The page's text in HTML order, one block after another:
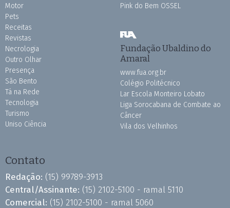
Motor
Pets
Receitas
Revistas
Necrologia
Outro Olhar
Presença
São Bento
Tá na Rede
Tecnologia
Turismo
Uniso Ciência
Pink do Bem OSSEL
Fundação Ubaldino do
Amaral
www.fua.org.br
Colégio Politécnico
Lar Escola Monteiro Lobato
Liga Sorocabana de Combate ao
Câncer
Vila dos Velhinhos
Contato
Redação: (15) 99789-3913
Central/Assinante: (15) 2102-5100 - ramal 5110
Comercial: (15) 2102-5100 - ramal 5060